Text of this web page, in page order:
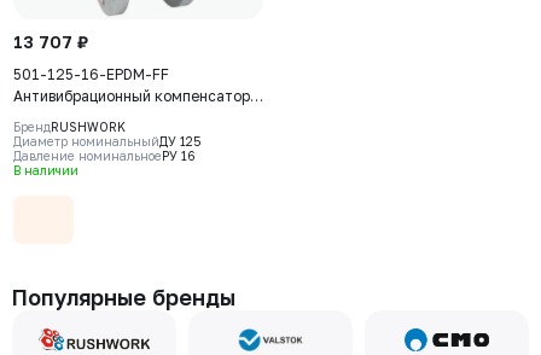
13 707 ₽
501-125-16-EPDM-FF
Антивибрационный компенсатор
фланцевый Rushwork, DN125
PN16, Т макс 110С
БрендRUSHWORK
Диаметр номинальныйДУ 125
Давление номинальноеРУ 16
В наличии
Популярные бренды